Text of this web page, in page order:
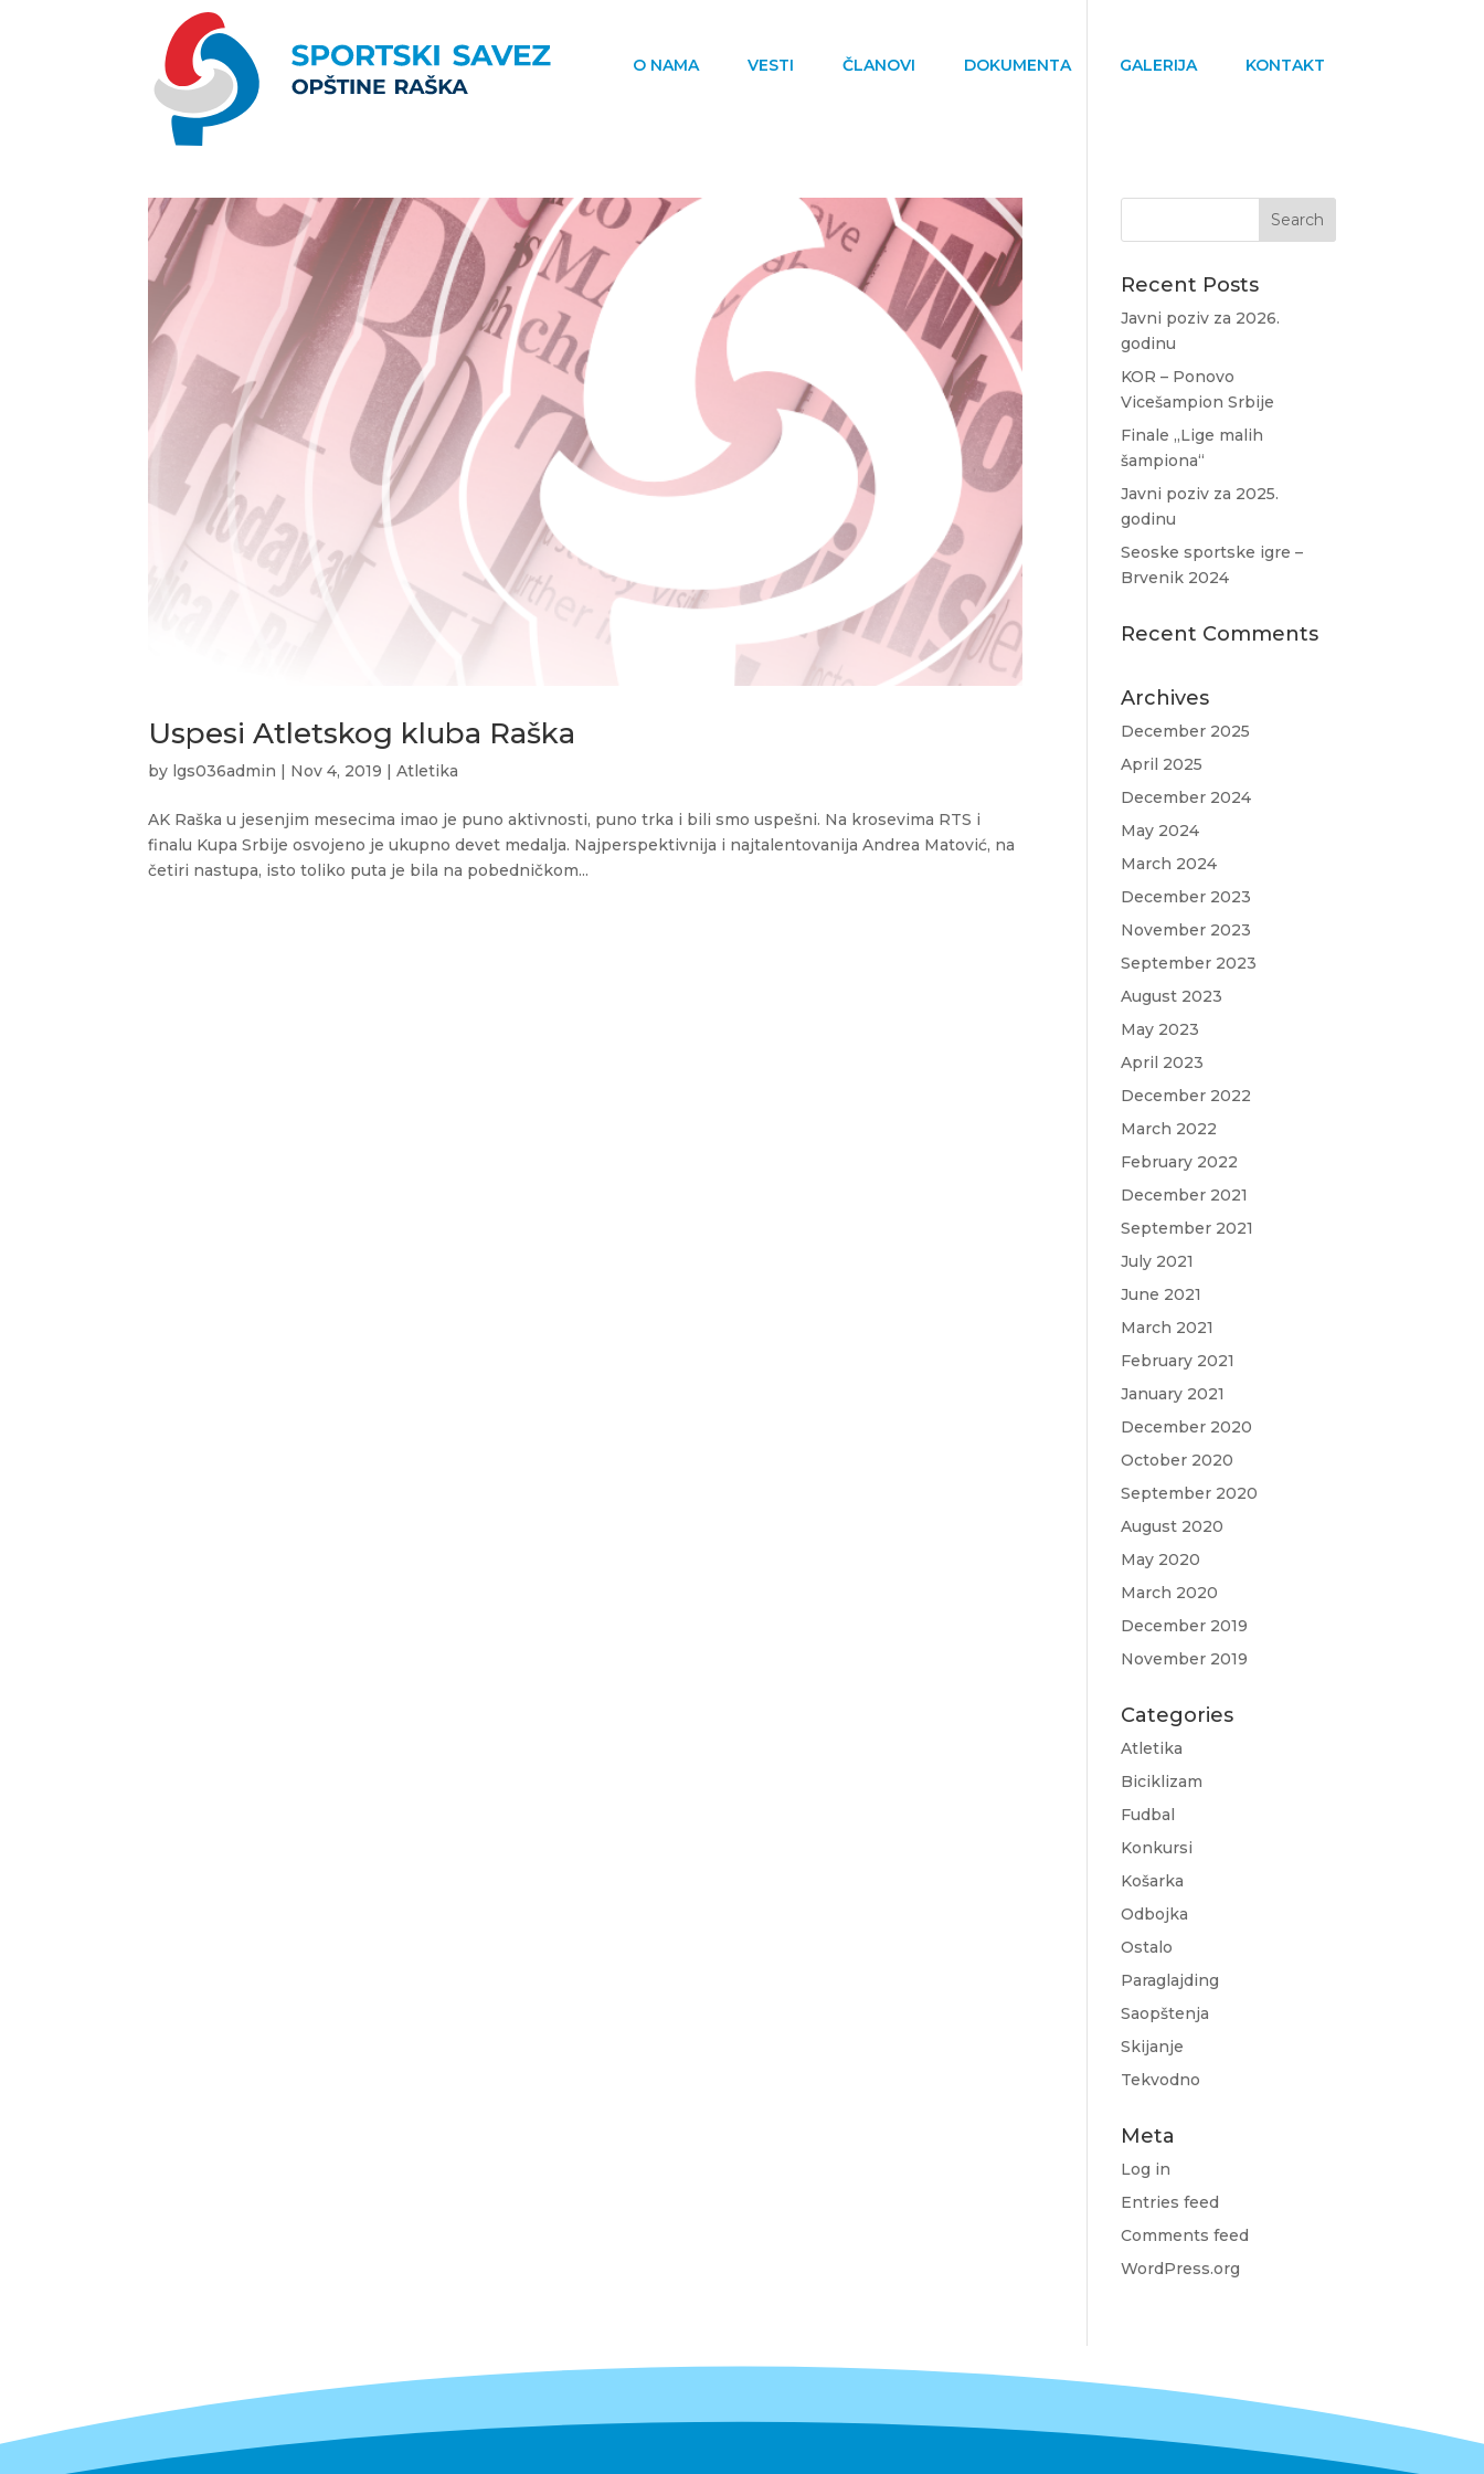
O NAMA VESTI ČLANOVI DOKUMENTA GALERIJA KONTAKT
Uspesi Atletskog kluba Raška
by lgs036admin Nov 4, 2019 |Atletika
AK Raška u jesenjim mesecima imao je puno aktivnosti, puno trka i bili smo uspešni. Na krosevima RTS i
finalu Kupa Srbije osvojeno je ukupno devet medalja. Najperspektivnija i najtalentovanija Andrea Matović, na
četiri nastupa, isto toliko puta je bila na pobedničkom...
Recent Posts
Javni poziv za 2026.
godinu
KOR – Ponovo
Vicešampion Srbije
Finale „Lige malih
šampiona“
Javni poziv za 2025.
godinu
Seoske sportske igre –
Brvenik 2024
Recent Comments
Archives
December 2025
April 2025
December 2024
May 2024
March 2024
December 2023
November 2023
September 2023
August 2023
May 2023
April 2023
December 2022
March 2022
February 2022
December 2021
September 2021
July 2021
June 2021
March 2021
February 2021
January 2021
December 2020
October 2020
September 2020
August 2020
May 2020
March 2020
December 2019
November 2019
Categories
Atletika
Biciklizam
Fudbal
Konkursi
Košarka
Odbojka
Ostalo
Paraglajding
Saopštenja
Skijanje
Tekvodno
Meta
Log in
Entries feed
Comments feed
WordPress.org